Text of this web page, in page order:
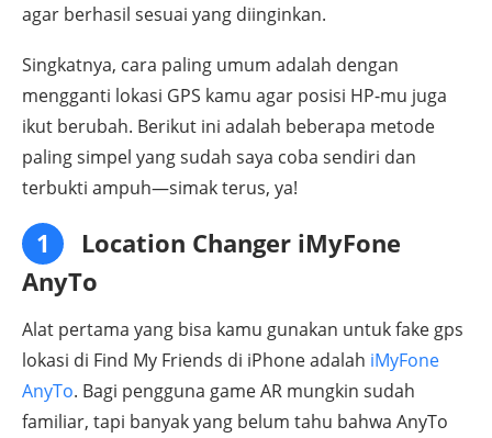
agar berhasil sesuai yang diinginkan.
Singkatnya, cara paling umum adalah dengan
mengganti lokasi GPS kamu agar posisi HP-mu juga
ikut berubah. Berikut ini adalah beberapa metode
paling simpel yang sudah saya coba sendiri dan
terbukti ampuh—simak terus, ya!
1
Location Changer iMyFone
AnyTo
Alat pertama yang bisa kamu gunakan untuk fake gps
lokasi di Find My Friends di iPhone adalah iMyFone
AnyTo. Bagi pengguna game AR mungkin sudah
familiar, tapi banyak yang belum tahu bahwa AnyTo